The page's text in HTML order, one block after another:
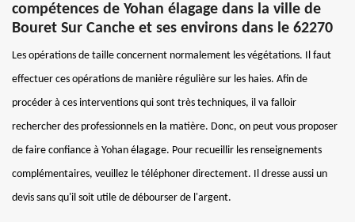
compétences de Yohan élagage dans la ville de
Bouret Sur Canche et ses environs dans le 62270
Les opérations de taille concernent normalement les végétations. Il faut
effectuer ces opérations de manière régulière sur les haies. Afin de
procéder à ces interventions qui sont très techniques, il va falloir
rechercher des professionnels en la matière. Donc, on peut vous proposer
de faire confiance à Yohan élagage. Pour recueillir les renseignements
complémentaires, veuillez le téléphoner directement. Il dresse aussi un
devis sans qu'il soit utile de débourser de l'argent.